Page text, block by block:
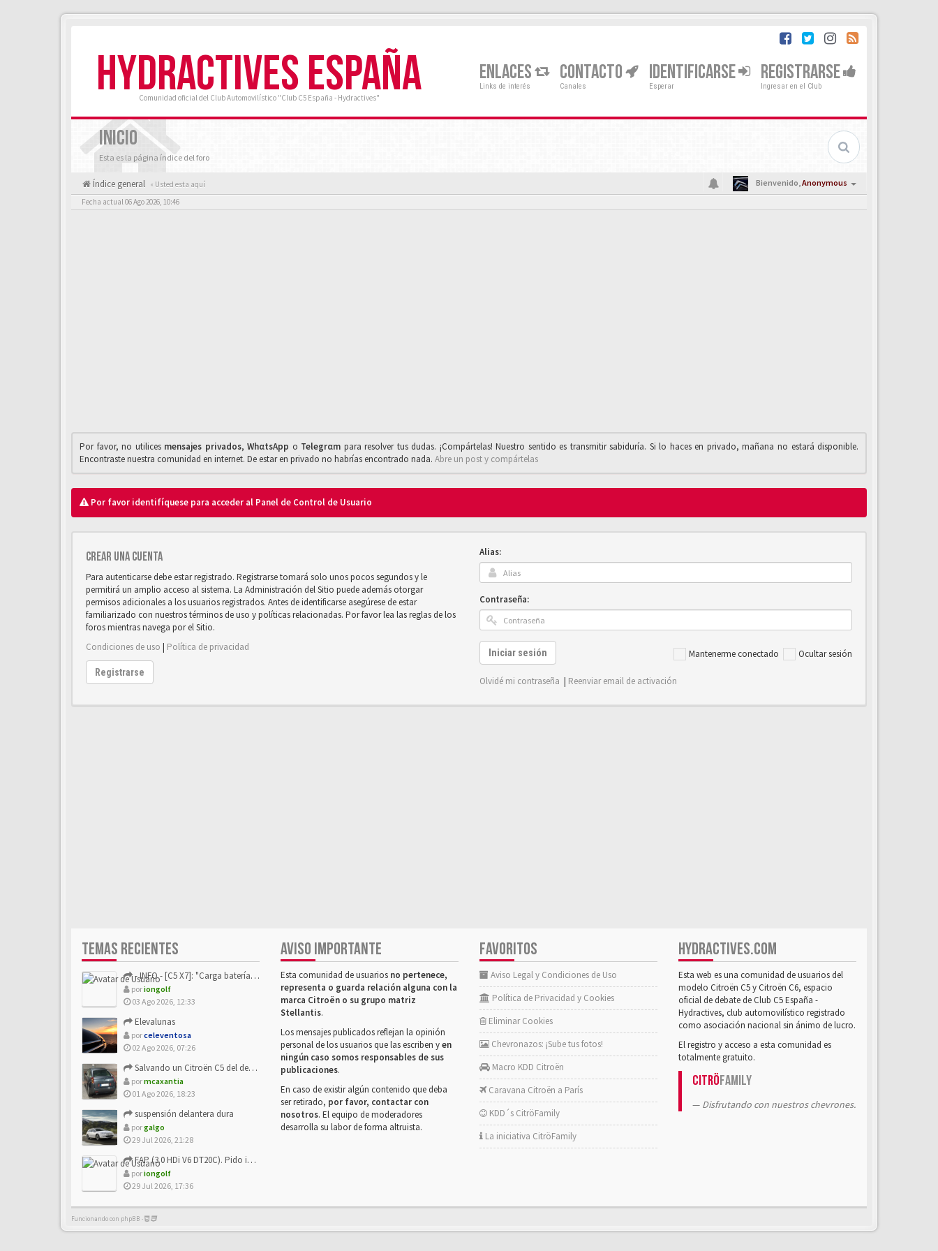
HYDRACTIVES ESPAÑA
Comunidad oficial del Club Automovilístico "Club C5 España - Hydractives"
ENLACES
Links de interés
CONTACTO
Canales
IDENTIFICARSE
Esperar
REGISTRARSE
Ingresar en el Club
INICIO
Esta es la página índice del foro
Índice general « Usted esta aquí Bienvenido,Anonymous
Fecha actual 06 Ago 2026, 10:46
Por favor, no utilices mensajes privados,WhαtsApp o Telegrαm para resolver tus dudas. ¡Compártelas! Nuestro sentido es transmitir sabiduría. Si lo haces en privado, mañana no estará disponible.
Encontraste nuestra comunidad en internet. De estar en privado no habrías encontrado nada. Abre un post y compártelas
Por favor identifíquese para acceder al Panel de Control de Usuario
Crear una cuenta
Para autenticarse debe estar registrado. Registrarse tomará solo unos pocos segundos y le
permitirá un amplio acceso al sistema. La Administración del Sitio puede además otorgar
permisos adicionales a los usuarios registrados. Antes de identificarse asegúrese de estar
familiarizado con nuestros términos de uso y políticas relacionadas. Por favor lea las reglas de los
foros mientras navega por el Sitio.
Condiciones de uso | Política de privacidad
Registrarse
Alias:
Contraseña:
Mantenerme conectado Ocultar sesión
Iniciar sesión
Olvidé mi contraseña | Reenviar email de activación
TEMAS RECIENTES
- INFO - [C5 X7]: "Carga batería o alimentación eléctri...
poriongolf
03 Ago 2026, 12:33
Elevalunas
porceleventosa
02 Ago 2026, 07:26
Salvando un Citroën C5 del desguace: Presentación y seguimiento
pormcaxantia
01 Ago 2026, 18:23
suspensión delantera dura
porgalgo
29 Jul 2026, 21:28
FAP (3.0 HDi V6 DT20C). Pido info sobre su sustitución
poriongolf
29 Jul 2026, 17:36
AVISO IMPORTANTE
Esta comunidad de usuarios no pertenece,
representa o guarda relación alguna con la
marca Citroën o su grupo matriz
Stellantis.
Los mensajes publicados reflejan la opinión
personal de los usuarios que las escriben yen
ningún caso somos responsables de sus
publicaciones.
En caso de existir algún contenido que deba
ser retirado, por favor, contactar con
nosotros. El equipo de moderadores
desarrolla su labor de forma altruista.
FAVORITOS
Aviso Legal y Condiciones de Uso
Política de Privacidad y Cookies
Eliminar Cookies
Chevronazos: ¡Sube tus fotos!
Macro KDD Citroën
Caravana Citroën a París
KDD´s CitröFamily
La iniciativa CitröFamily
HYDRACTIVES.COM
Esta web es una comunidad de usuarios del
modelo Citroën C5 y Citroën C6, espacio
oficial de debate de Club C5 España -
Hydractives, club automovilístico registrado
como asociación nacional sin ánimo de lucro.
El registro y acceso a esta comunidad es
totalmente gratuito.
CitröFamily
Disfrutando con nuestros chevrones.
Funcionando con phpBB -